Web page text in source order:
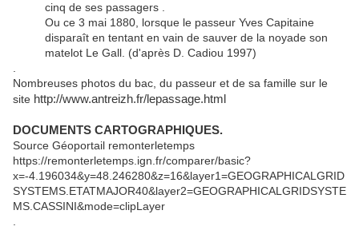
cinq de ses passagers .
Ou ce 3 mai 1880, lorsque le passeur Yves Capitaine
disparaît en tentant en vain de sauver de la noyade son
matelot Le Gall. (d'après D. Cadiou 1997)
.
Nombreuses photos du bac, du passeur et de sa famille sur le
site http://www.antreizh.fr/lepassage.html
DOCUMENTS CARTOGRAPHIQUES.
Source Géoportail remonterletemps
https://remonterletemps.ign.fr/comparer/basic?
x=-4.196034&y=48.246280&z=16&layer1=GEOGRAPHICALGRID
SYSTEMS.ETATMAJOR40&layer2=GEOGRAPHICALGRIDSYSTE
MS.CASSINI&mode=clipLayer
.